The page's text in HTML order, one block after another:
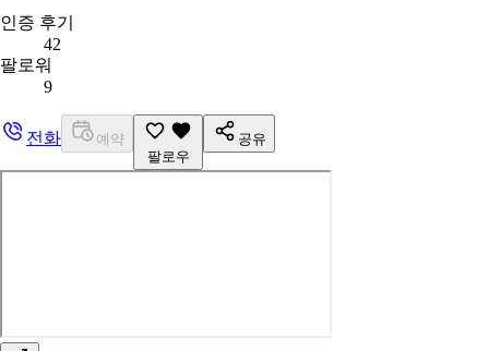
인증 후기
42
팔로워
9
전화
예약
팔로우
공유